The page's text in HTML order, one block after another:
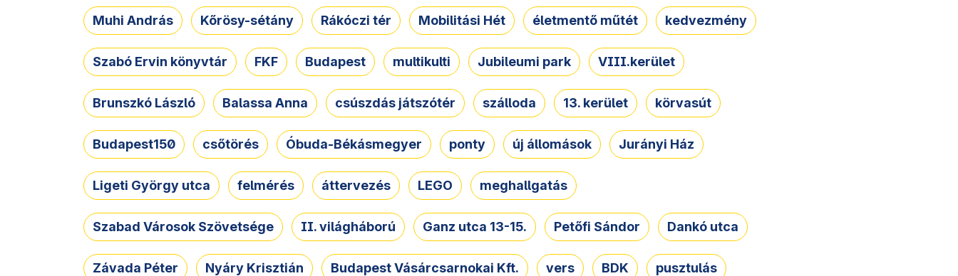
Muhi András Kőrösy-sétány Rákóczi tér Mobilitási Hét életmentő műtét kedvezmény
Szabó Ervin könyvtár FKF Budapest multikulti Jubileumi park VIII.kerület
Brunszkó László Balassa Anna csúszdás játszótér szálloda 13. kerület körvasút
Budapest150 csőtörés Óbuda-Békásmegyer ponty új állomások Jurányi Ház
Ligeti György utca felmérés áttervezés LEGO meghallgatás
Szabad Városok Szövetsége II. világháború Ganz utca 13-15. Petőfi Sándor Dankó utca
Závada Péter Nyáry Krisztián Budapest Vásárcsarnokai Kft. vers BDK pusztulás